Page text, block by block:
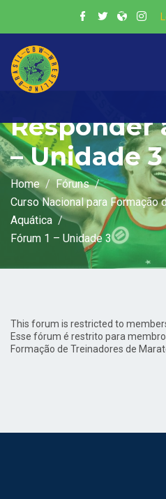
Responder
– Unidade 3
Home
Fóruns
Curso Nacional para Formação
Aquática
Fórum 1 – Unidade 3
This forum is restricted to
Esse fórum é restrito para
Formação de Treinadores de